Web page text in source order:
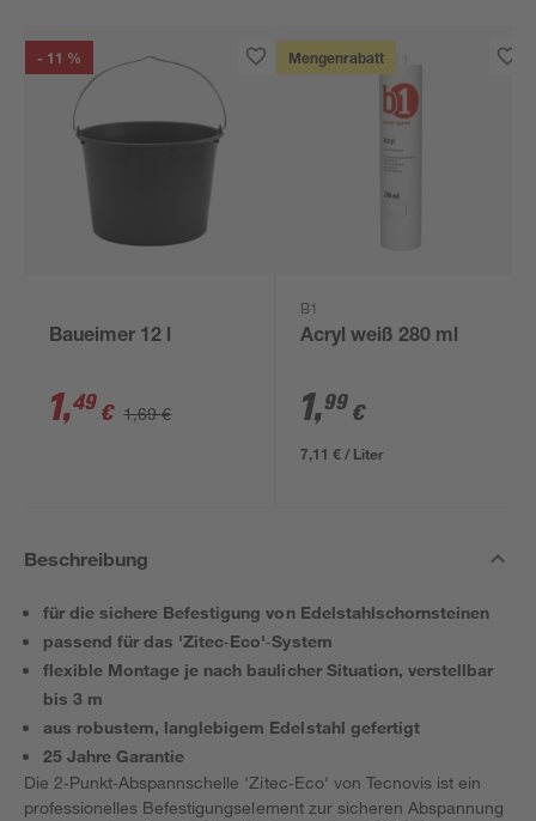
- 11 %
Baueimer 12 l
1,49 € 1,69 €
Mengenrabatt
B1
Acryl weiß 280 ml
1,99 €
7,11 € / Liter
Beschreibung
für die sichere Befestigung von Edelstahlschornsteinen
passend für das 'Zitec‑Eco'‑System
flexible Montage je nach baulicher Situation, verstellbar
bis 3 m
aus robustem, langlebigem Edelstahl gefertigt
25 Jahre Garantie
Die 2‑Punkt‑Abspannschelle 'Zitec‑Eco' von Tecnovis ist ein
professionelles Befestigungselement zur sicheren Abspannung